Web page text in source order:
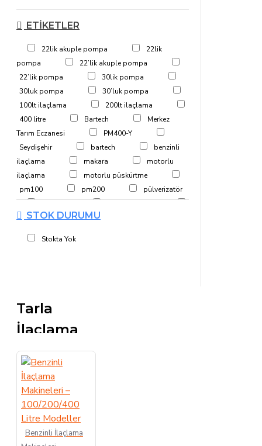
ETIKETLER
22lik akuple pompa
22lik
pompa
22’lik akuple pompa
22’lik pompa
30lik pompa
30luk pompa
30’luk pompa
100lt ilaçlama
200lt ilaçlama
400 litre
Bartech
Merkez
Tarım Eczanesi
PM400-Y
Seydişehir
bartech
benzinli
ilaçlama
makara
motorlu
ilaçlama
motorlu püskürtme
pm100
pm200
pülverizatör
tarım makineleri
STOK DURUMU
Stokta Yok
Tarla
İlaçlama
Makinesi –
Bahçe
İlaçlama
Makinesi
Merkez Tarım
Benzinli İlaçlama